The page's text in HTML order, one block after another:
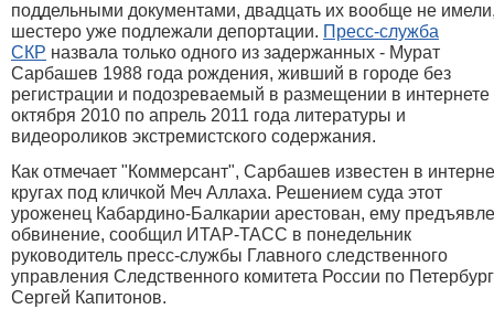
поддельными документами, двадцать их вообще не
шестеро уже подлежали депортации. Пресс-служба
СКР назвала только одного из задержанных - Мурат
Сарбашев 1988 года рождения, живший в городе без
регистрации и подозреваемый в размещении в интернете
октября 2010 по апрель 2011 года литературы и
видеороликов экстремистского содержания.
Как отмечает "Коммерсант", Сарбашев известен в
кругах под кличкой Меч Аллаха. Решением суда этот
уроженец Кабардино-Балкарии арестован, ему
обвинение, сообщил ИТАР-ТАСС в понедельник
руководитель пресс-службы Главного следственного
управления Следственного комитета России по
Сергей Капитонов.